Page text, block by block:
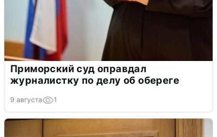
Приморский суд оправдал
журналистку по делу об обереге
9 августа 1